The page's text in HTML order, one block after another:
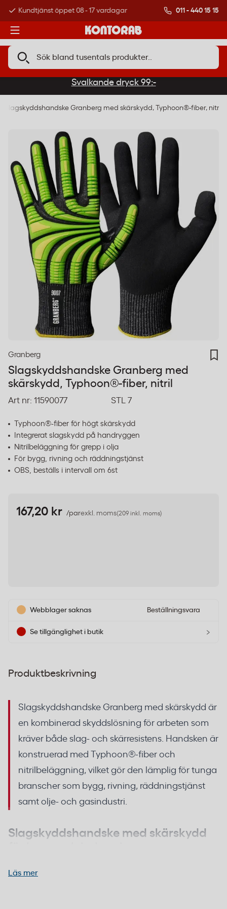
Kundtjänst öppet 08 - 17 vardagar Över 500 000
011 - 440 15 15
Svalkande dryck 99:-
Slagskyddshandske Granberg med skärskydd, Typhoon®-fiber, nitril
Granberg
Slagskyddshandske Granberg med
skärskydd, Typhoon®-fiber, nitril
Art nr: 11590077 STL 7
Typhoon®-fiber för högt skärskydd
Integrerat slagskydd på handryggen
Nitrilbeläggning för grepp i olja
För bygg, rivning och räddningstjänst
OBS, beställs i intervall om 6st
167,20 kr /parexkl. moms(209 inkl. moms)
Webblager saknas Beställningsvara
Se tillgänglighet i butik ›
Produktbeskrivning
Slagskyddshandske Granberg med skärskydd är
en kombinerad skyddslösning för arbeten som
kräver både slag- och skärresistens. Handsken är
konstruerad med Typhoon®-fiber och
nitrilbeläggning, vilket gör den lämplig för tunga
branscher som bygg, rivning, räddningstjänst
samt olje- och gasindustri.
Slagskyddshandske med skärskydd
Typhoon®-fiber i handskens bas ger högt
Läs mer